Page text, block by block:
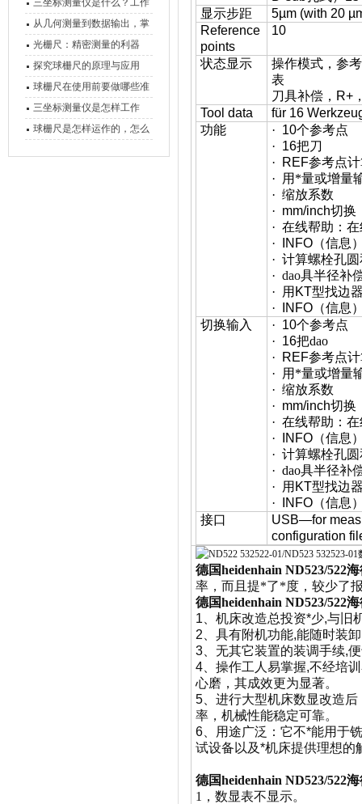
三坐标测量仪是什么？工作
原理、分类与核心功能一次
讲清
从几何测量到数据输出，掌
握万濠影像测量仪的六大核
心能力
光栅尺：精密测量的利器
探究球栅尺的原理与应用
球栅尺在使用前要做哪些准
备工作？
三坐标测量仪是怎样工作
的，功能有什么优势？
球栅尺是怎样运作的，怎么
显示步距
5µm (with 20
Reference
points
10
状态显示
操作模式，参
表
刀具补偿， R+
Tool data
für 16
功能
· 10个参考点
· 16把刀
· REF参考点
·
用*量或增量
· 缩放系数
· mm/inch切换
· 在线帮助：
· INFO （信息
· 计算螺栓孔
· dao具半径补
·
用 KT型找边
· INFO （信息
切换输入
· 10个参考点
· 16把dao
· REF参考点
·
用*量或增量
· 缩放系数
· mm/inch切换
· 在线帮助：
· INFO （信息
· 计算螺栓孔
· dao具半径补
·
用 KT型找边
· INFO （信息
接口
USB—for
configuration
德国heidenhain ND523/522
率，而且提*了*度，较少了
德国heidenhain ND523/522
1、机床改造总投资*少,与旧
2、具有附机功能,能随时装
3、无其它装置的装调手续,
4、操作工人易掌握,不经培
心磨，其成效更为显著。
5、进行大型机床数显改造
率，机械性能稳定可靠。
6、用途广泛：它不*能用于
试设备以及*机床提供理想的
德国heidenhain ND523/522
1， 数显表不显示。